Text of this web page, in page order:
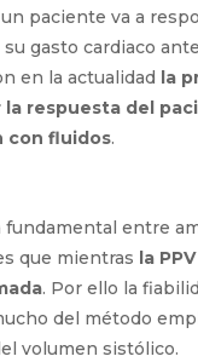
paciente va a
gasto cardiaco
en la actualidad la
la respuesta del
con fluidos.
fundamental entre
que mientras la
. Por ello la
del método
volumen sistólico.